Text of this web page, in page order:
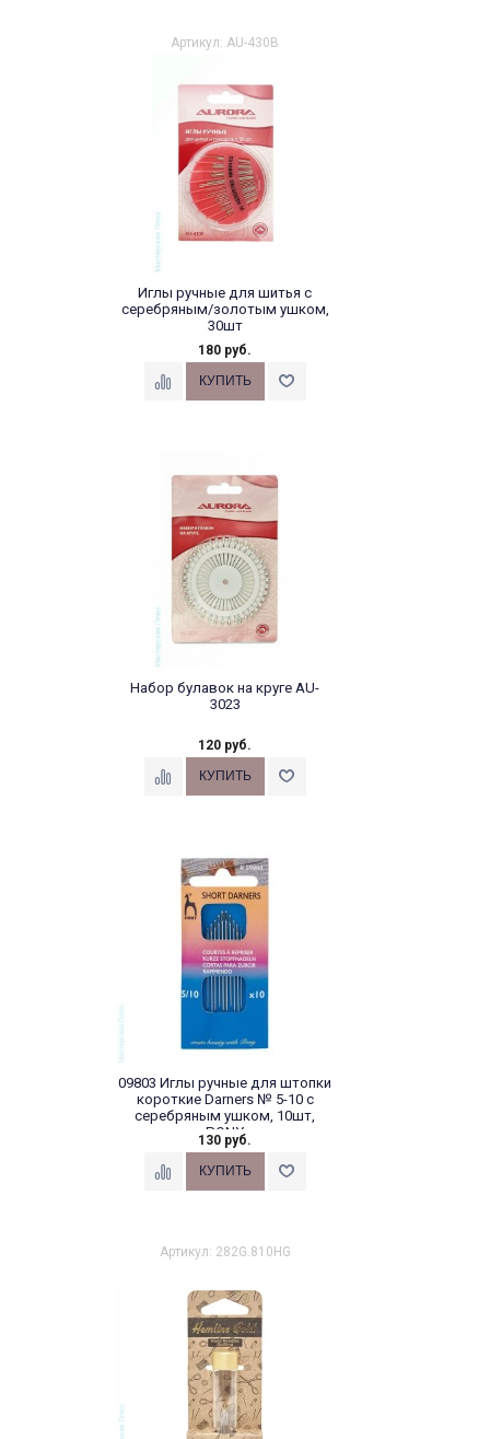
Артикул: AU-430B
Иглы ручные для шитья с
серебряным/золотым ушком,
30шт
Иглы ручные для шитья с
180 руб.
Набор булавок на круге AU-
3023
120 руб.
09803 Иглы ручные для штопки
короткие Darners № 5-10 с
серебряным ушком, 10шт,
PONY
130 руб.
Артикул: 282G.810HG